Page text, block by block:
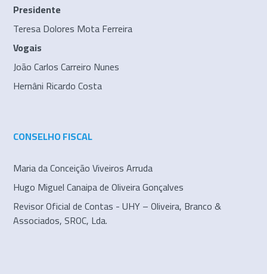
Presidente
Teresa Dolores Mota Ferreira
Vogais
João Carlos Carreiro Nunes
Hernâni Ricardo Costa
CONSELHO FISCAL
Maria da Conceição Viveiros Arruda
Hugo Miguel Canaipa de Oliveira Gonçalves
Revisor Oficial de Contas - UHY – Oliveira, Branco &
Associados, SROC, Lda.